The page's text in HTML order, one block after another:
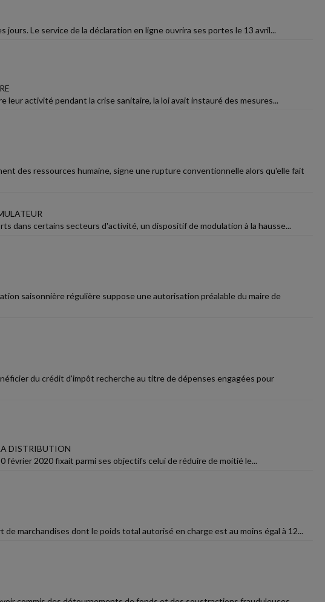
Le service de la déclaration en ligne ouvrira ses portes le 13 avril...
activité pendant la crise sanitaire, la loi avait instauré des mesures...
des ressources humaine, signe une rupture conventionnelle alors qu'elle fait
dans certains secteurs d'activité, un dispositif de modulation à la hausse...
saisonnière régulière suppose une autorisation préalable du maire de
du crédit d'impôt recherche au titre de dépenses engagées pour
DISTRIBUTION
février 2020 fixait parmi ses objectifs celui de réduire de moitié le...
marchandises dont le poids total autorisé en charge est au moins égal à 12...